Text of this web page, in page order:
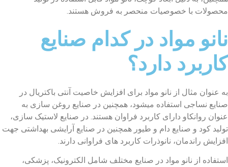
محصولات با خصوصیات منحصر به فروش هستند.
نانو مواد در کدام صنایع
کاربرد دارد؟
به عنوان مثال از نانو مواد برای افزایش خاصیت آنتی باکتریال در
صنایع نساجی استفاده میشود، همچنین در صنایع روغن سازی به
عنوان روانکاو دارای کاربرد فراوان هستند. در صنایع لاستیک سازی،
تولید کود و صنایع دام و طیور همچنین در صنایع آرایشی بهداشتی جهت
افزایش راندمان، نانوذرات کاربرد های فراوانی دارند.
استفاده از نانو مواد در صنایع مختلف شامل الکترونیک، پزشکی،